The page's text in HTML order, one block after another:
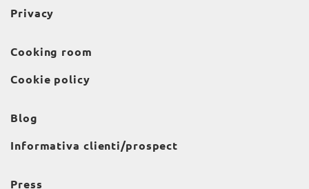
Privacy
Cooking room
Cookie policy
Blog
Informativa clienti/prospect
Press